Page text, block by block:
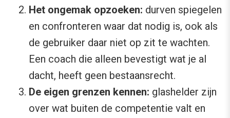
Het ongemak opzoeken: durven spiegelen
en confronteren waar dat nodig is, ook als
de gebruiker daar niet op zit te wachten.
Een coach die alleen bevestigt wat je al
dacht, heeft geen bestaansrecht.
De eigen grenzen kennen: glashelder zijn
over wat buiten de competentie valt en